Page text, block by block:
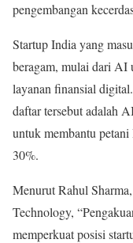
pengembangan
Startup India yang
beragam, mulai dari AI
layanan finansial
daftar tersebut adalah
untuk membantu
30%.
Menurut Rahul
Technology,
memperkuat posisi